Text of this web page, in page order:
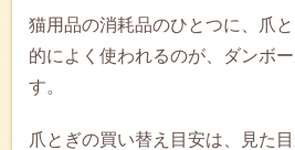
猫用品の消耗品のひとつに、爪
的によく使われるのが、ダンボ
す。
爪とぎの買い替え目安は、見た